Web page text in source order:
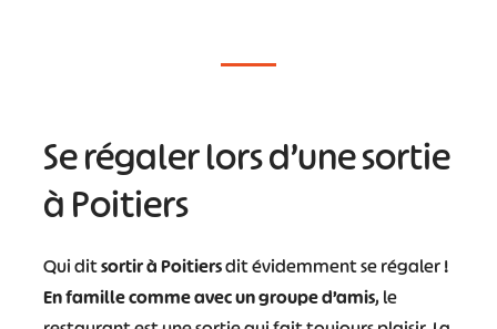
Se régaler lors d’une sortie
à Poitiers
Qui ditsortir à Poitiersdit évidemment se régaler !
En famille comme avec un groupe d’amis, le